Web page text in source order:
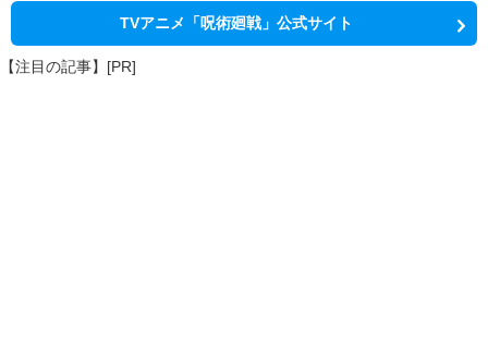
TVアニメ「呪術廻戦」公式サイト
【注目の記事】[PR]